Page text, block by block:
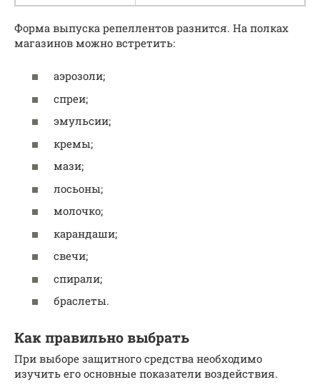
Форма выпуска репеллентов разнится. На полках
магазинов можно встретить:
аэрозоли;
спреи;
эмульсии;
кремы;
мази;
лосьоны;
молочко;
карандаши;
свечи;
спирали;
браслеты.
Как правильно выбрать
При выборе защитного средства необходимо
изучить его основные показатели воздействия.